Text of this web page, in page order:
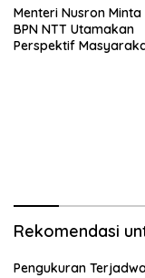
Menteri Nusron Minta
BPN NTT Utamakan
Perspektif
Rekomendasi
Pengukuran